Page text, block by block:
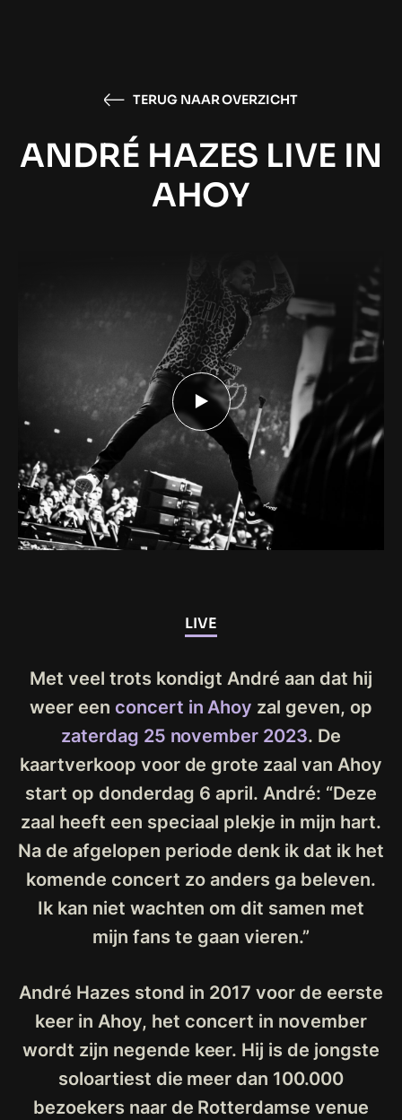
TERUG NAAR OVERZICHT
ANDRÉ HAZES LIVE IN
AHOY
LIVE
Met veel trots kondigt André aan dat hij
weer een concert in Ahoy zal geven, op
zaterdag 25 november 2023. De
kaartverkoop voor de grote zaal van Ahoy
start op donderdag 6 april. André: “Deze
zaal heeft een speciaal plekje in mijn hart.
Na de afgelopen periode denk ik dat ik het
komende concert zo anders ga beleven.
Ik kan niet wachten om dit samen met
mijn fans te gaan vieren.”
André Hazes stond in 2017 voor de eerste
keer in Ahoy, het concert in november
wordt zijn negende keer. Hij is de jongste
soloartiest die meer dan 100.000
bezoekers naar de Rotterdamse venue